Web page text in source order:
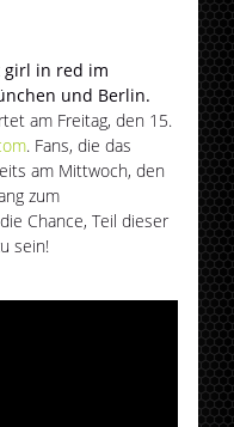
girl in red im
und Berlin.
am Freitag, den 15.
. Fans, die das
am Mittwoch, den
zum
Chance, Teil dieser
sein!